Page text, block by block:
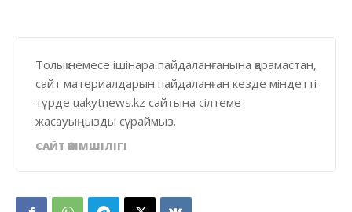
Толық немесе ішінара пайдаланғанына қарамастан,
сайт материалдарын пайдаланған кезде міндетті
түрде uakytnews.kz сайтына сілтеме
жасауыңызды сұраймыз.
САЙТ ӘКІМШІЛІГІ